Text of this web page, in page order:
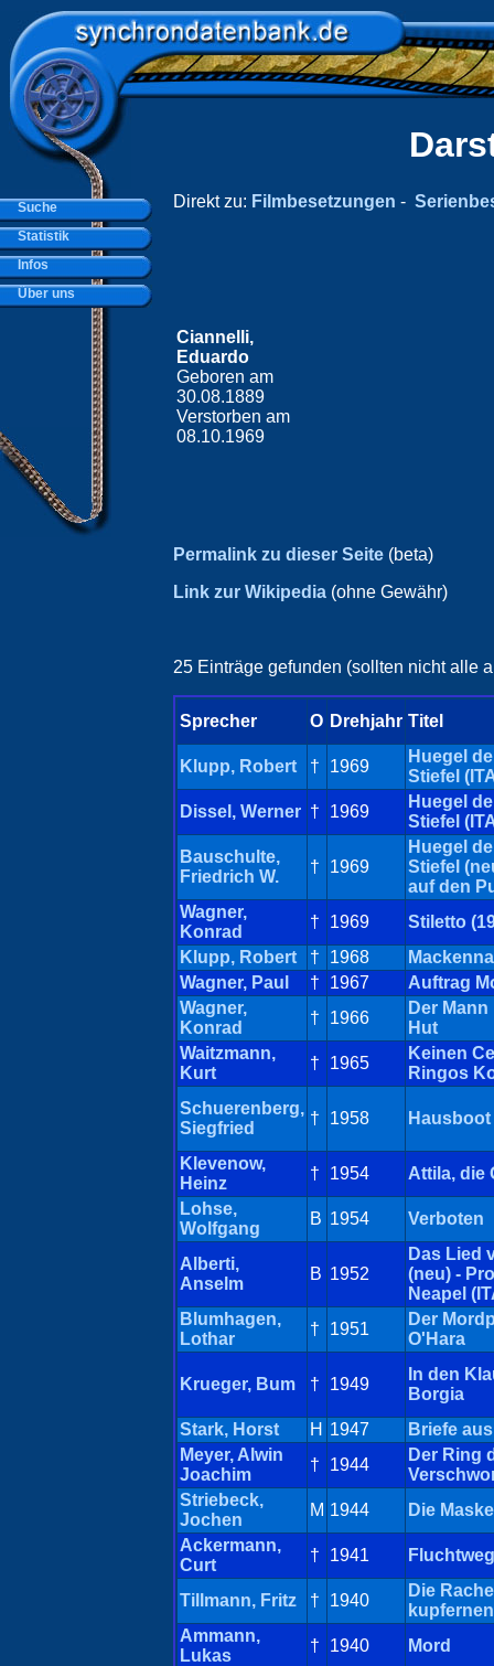
Direkt zu: Filmbesetzungen -
Ciannelli,
Eduardo
Geboren am
30.08.1889
Verstorben am
08.10.1969
Permalink zu dieser Seite (beta)
Link zur Wikipedia (ohne Gewähr)
25 Einträge gefunden (sollten nicht alle
Sprecher O Drehjahr Titel
Klupp, Robert † 1969
Huegel
Stiefel
Dissel, Werner † 1969
Huegel
Stiefel
Bauschulte,
Friedrich W.
† 1969
Huegel
Stiefel
auf den
Wagner,
Konrad
† 1969
Stiletto
Klupp, Robert
† 1968
Wagner, Paul
† 1967
Auftrag
Wagner,
Konrad
† 1966
Der
Hut
Waitzmann,
Kurt
† 1965
Keinen
Ringos
Schuerenberg,
Siegfried
† 1958 Hausboot
Klevenow,
Heinz
† 1954
Attila, die
Lohse,
Wolfgang
B 1954 Verboten
Alberti,
Anselm
B 1952
Das Lied
(neu) -
Neapel
Blumhagen,
Lothar
† 1951
Der
O'Hara
Krueger, Bum † 1949
In den
Borgia
Stark, Horst
H 1947
Briefe
Meyer, Alwin
Joachim
† 1944
Der Ring
Striebeck,
Jochen
M 1944
Die
Ackermann,
Curt
† 1941
Tillmann, Fritz † 1940
Die
Ammann,
Lukas
† 1940 Mord
Suche
Statistik
Infos
Über uns